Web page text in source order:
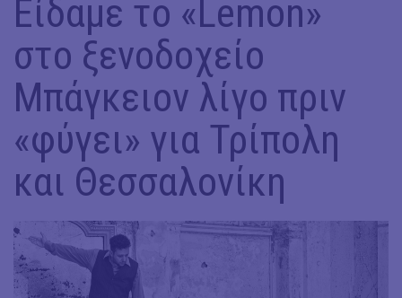
Είδαμε τo «Lemon»
στο ξενοδοχείο
Μπάγκειον λίγο πριν
«φύγει» για Τρίπολη
και Θεσσαλονίκη